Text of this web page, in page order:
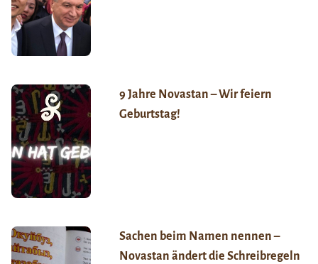
9 Jahre Novastan – Wir feiern
Geburtstag!
Sachen beim Namen nennen –
Novastan ändert die Schreibregeln